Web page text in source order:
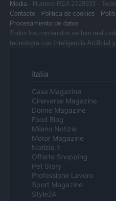
Media - Numero REA 2729933 -
Contacto - Politica de cookies -
Procesamiento de datos
Todos los contenidos se han
tecnología con Inteligencia Artificial
Italia
Casa Magazine
Cineverse Magazine
Donne Magazine
Food Blog
Milano Notizie
Motor Magazine
Notizie.it
Offerte Shopping
Pet Story
Professione Lavoro
Sport Magazine
Style24